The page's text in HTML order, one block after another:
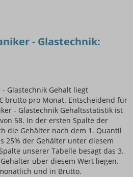
/ Einsteiger
- Glastechnik:
Glastechnik Gehalt liegt
brutto pro Monat. Entscheidend für
- Glastechnik Gehaltsstatistik ist
58. In der ersten Spalte der
die Gehälter nach dem 1. Quantil
25% der Gehälter unter diesem
unserer Tabelle besagt das 3.
über diesem Wert liegen.
und in Brutto.